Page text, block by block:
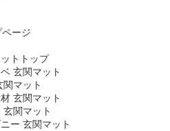
ージ
トトップ
玄関マット
関マット
玄関マット
玄関マット
ー 玄関マット